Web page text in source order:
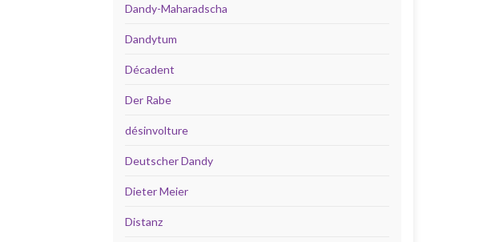
Dandy-Maharadscha
Dandytum
Décadent
Der Rabe
désinvolture
Deutscher Dandy
Dieter Meier
Distanz